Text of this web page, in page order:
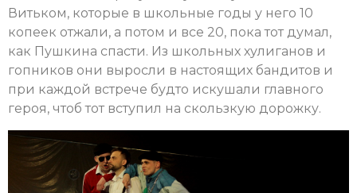
Витьком, которые в школьные годы у него 10
копеек отжали, а потом и все 20, пока тот думал,
как Пушкина спасти. Из школьных хулиганов и
гопников они выросли в настоящих бандитов и
при каждой встрече будто искушали главного
героя, чтоб тот вступил на скользкую дорожку.